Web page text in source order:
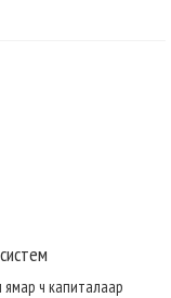
ямар ч капиталаар